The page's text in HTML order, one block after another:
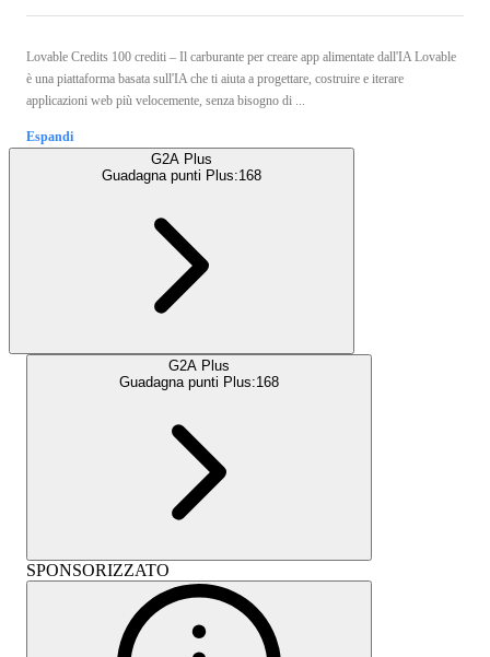
Lovable Credits 100 crediti – Il carburante per creare app alimentate dall'IA Lovable
è una piattaforma basata sull'IA che ti aiuta a progettare, costruire e iterare
applicazioni web più velocemente, senza bisogno di ...
Espandi
G2A Plus
Guadagna punti Plus:168
G2A Plus
Guadagna punti Plus:168
SPONSORIZZATO